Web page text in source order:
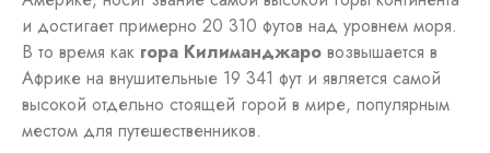
и достигает примерно 20 310 футов над уровнем моря.
В то время как гора Килиманджаро возвышается в
Африке на внушительные 19 341 фут и является самой
высокой отдельно стоящей горой в мире, популярным
местом для путешественников.